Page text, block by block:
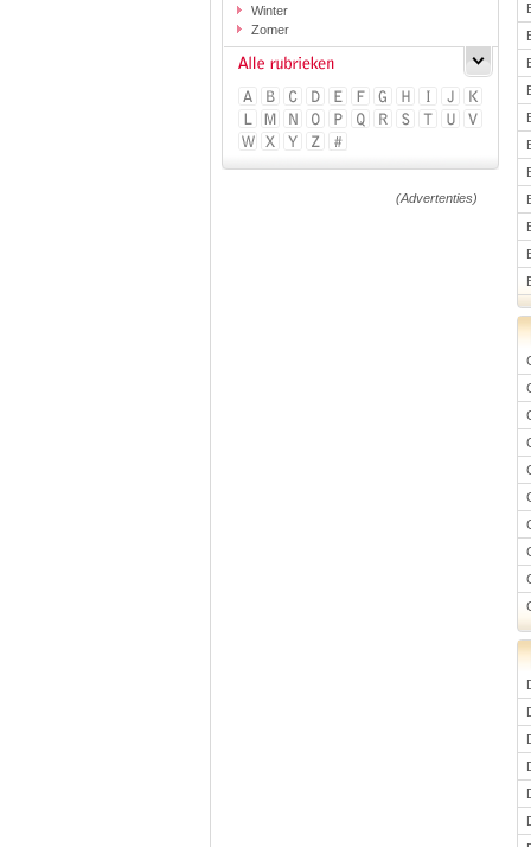
Winter
Zomer
(Advertenties)